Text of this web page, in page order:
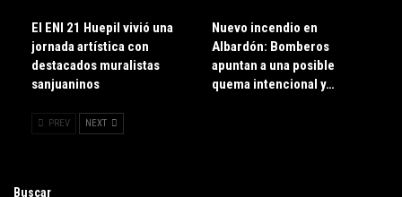
El ENI 21 Huepil vivió una
jornada artística con
destacados muralistas
sanjuaninos
Nuevo incendio en
Albardón: Bomberos
apuntan a una posible
quema intencional y…
PREV NEXT
Buscar